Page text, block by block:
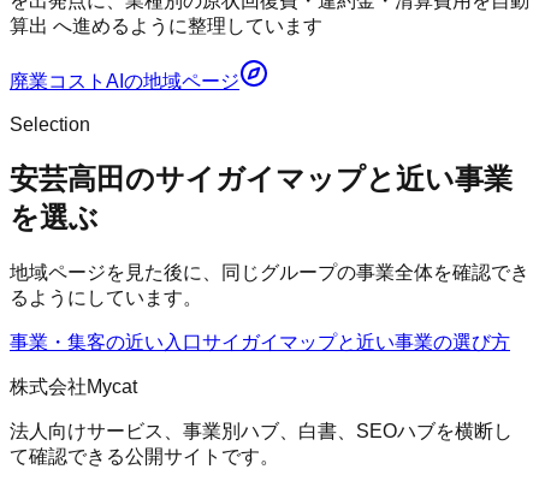
算出 へ進めるように整理しています
廃業コストAI の地域ページ
Selection
安芸高田のサイガイマップと近い事業
を選ぶ
地域ページを見た後に、同じグループの事業全体を確認でき
るようにしています。
事業・集客の近い入口サイガイマップと近い事業の選び方
株式会社Mycat
法人向けサービス、事業別ハブ、白書、SEOハブを横断し
て確認できる公開サイトです。